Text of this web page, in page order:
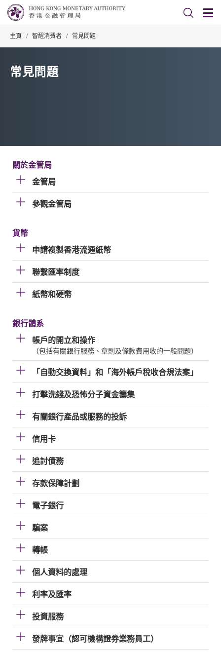
主頁 / 智醒消費者 / 常見問題
常見問題
關於金管局
金管局
參觀金管局
貨幣
申請複製香港流通紙幣
聯繫匯率制度
紙幣和硬幣
銀行體系
帳戶的開立和操作
（包括有關銀行服務、章則及條款費用收的一般問題）
「自動交換資料」和「海外帳戶稅收合規法案」
打擊洗錢及恐怖分子資金籌集
有關銀行產品或服務的投訴
信用卡
追討債務
存款保障計劃
電子銀行
騙案
轉帳
個人資料的處理
利率及匯率
投資服務
發牌事宜（認可機構證券業務員工）